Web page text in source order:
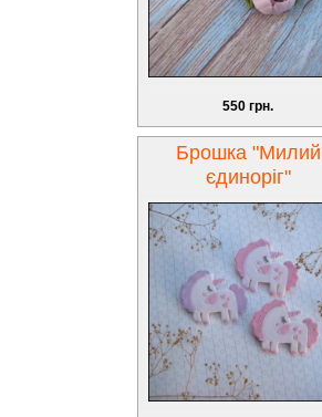
550 грн.
Брошка "Милий
єдиноріг"